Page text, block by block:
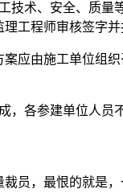
技术、安全、质
工程师审核签字并
应由施工单位组
各参建单位人员
员，最恨的就是